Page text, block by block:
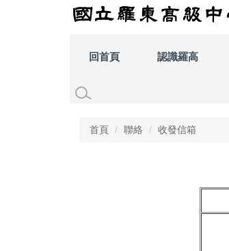
回首頁 認識羅高
首頁 聯絡 收發信箱